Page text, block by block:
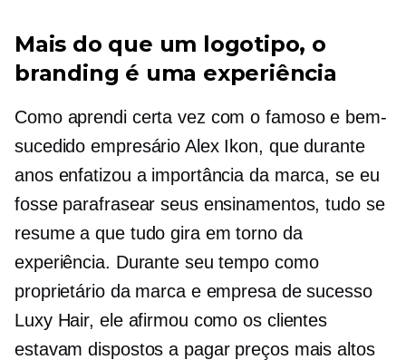
Mais do que um logotipo, o
branding é uma experiência
Como aprendi certa vez com o famoso e bem-
sucedido empresário Alex Ikon, que durante
anos enfatizou a importância da marca, se eu
fosse parafrasear seus ensinamentos, tudo se
resume a que tudo gira em torno da
experiência. Durante seu tempo como
proprietário da marca e empresa de sucesso
Luxy Hair, ele afirmou como os clientes
estavam dispostos a pagar preços mais altos